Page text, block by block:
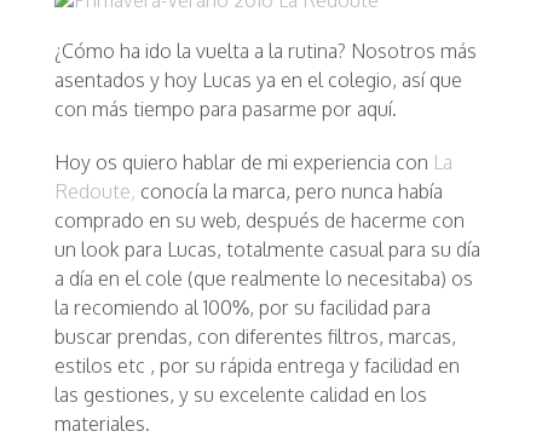
¿Cómo ha ido la vuelta a la rutina? Nosotros más
asentados y hoy Lucas ya en el colegio, así que
con más tiempo para pasarme por aquí.
Hoy os quiero hablar de mi experiencia con La
Redoute, conocía la marca, pero nunca había
comprado en su web, después de hacerme con
un look para Lucas, totalmente casual para su día
a día en el cole (que realmente lo necesitaba) os
la recomiendo al 100%, por su facilidad para
buscar prendas, con diferentes filtros, marcas,
estilos etc , por su rápida entrega y facilidad en
las gestiones, y su excelente calidad en los
materiales.